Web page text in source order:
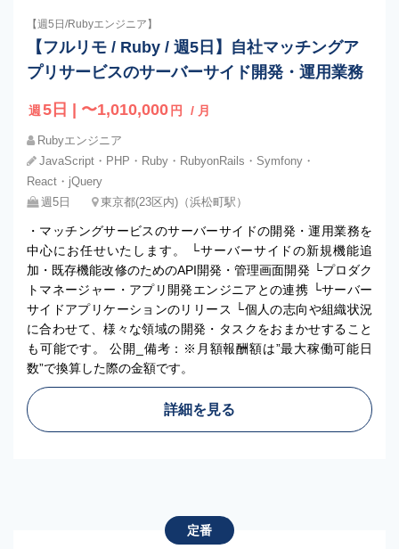
【週5日/Rubyエンジニア】
【フルリモ / Ruby / 週5日】自社マッチングア
プリサービスのサーバーサイド開発・運用業務
週 5日 | 〜1,010,000 円 / 月
Rubyエンジニア
JavaScript・PHP・Ruby・RubyonRails・Symfony・
React・jQuery
週5日
東京都(23区内)（浜松町駅）
・マッチングサービスのサーバーサイドの開発・運用業務を
中心にお任せいたします。 └サーバーサイドの新規機能追
加・既存機能改修のためのAPI開発・管理画面開発 └プロダク
トマネージャー・アプリ開発エンジニアとの連携 └サーバー
サイドアプリケーションのリリース └個人の志向や組織状況
に合わせて、様々な領域の開発・タスクをおまかせすること
も可能です。 公開_備考：※月額報酬額は”最大稼働可能日
数”で換算した際の金額です。
詳細を見る
定番